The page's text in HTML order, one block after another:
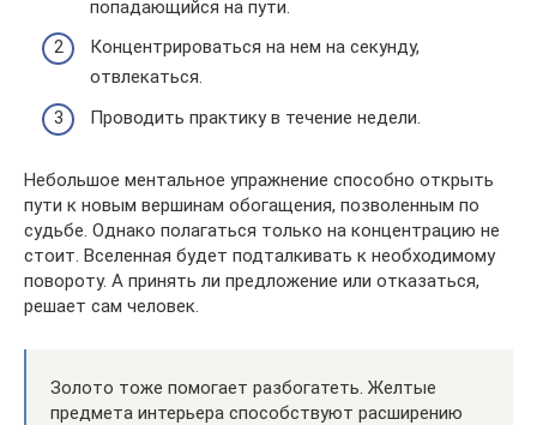
попадающийся на пути.
Концентрироваться на нем на секунду,
отвлекаться.
Проводить практику в течение недели.
Небольшое ментальное упражнение способно открыть
пути к новым вершинам обогащения, позволенным по
судьбе. Однако полагаться только на концентрацию не
стоит. Вселенная будет подталкивать к необходимому
повороту. А принять ли предложение или отказаться,
решает сам человек.
Золото тоже помогает разбогатеть. Желтые
предмета интерьера способствуют расширению